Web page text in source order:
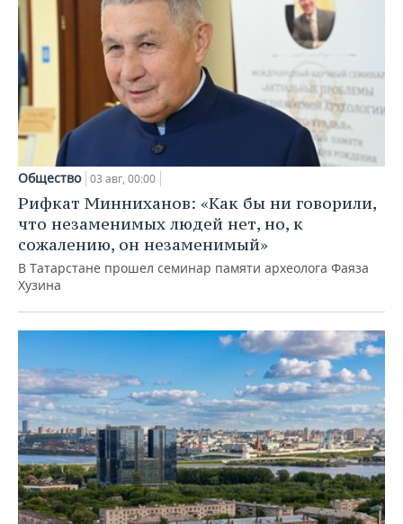
Общество 03 авг, 00:00
Рифкат Минниханов: «Как бы ни говорили,
что незаменимых людей нет, но, к
сожалению, он незаменимый»
В Татарстане прошел семинар памяти археолога Фаяза
Хузина